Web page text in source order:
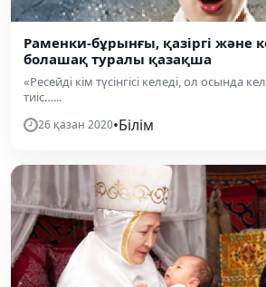
Раменки-бұрынғы, қазіргі және
болашақ туралы қазақша
«Ресейді кім түсінгісі келеді, ол осында
тиіс…...
26 қазан 2020•Білім